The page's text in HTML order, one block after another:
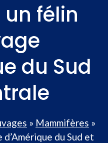
un félin
du Sud
» Mammifères »
d’Amérique du Sud et